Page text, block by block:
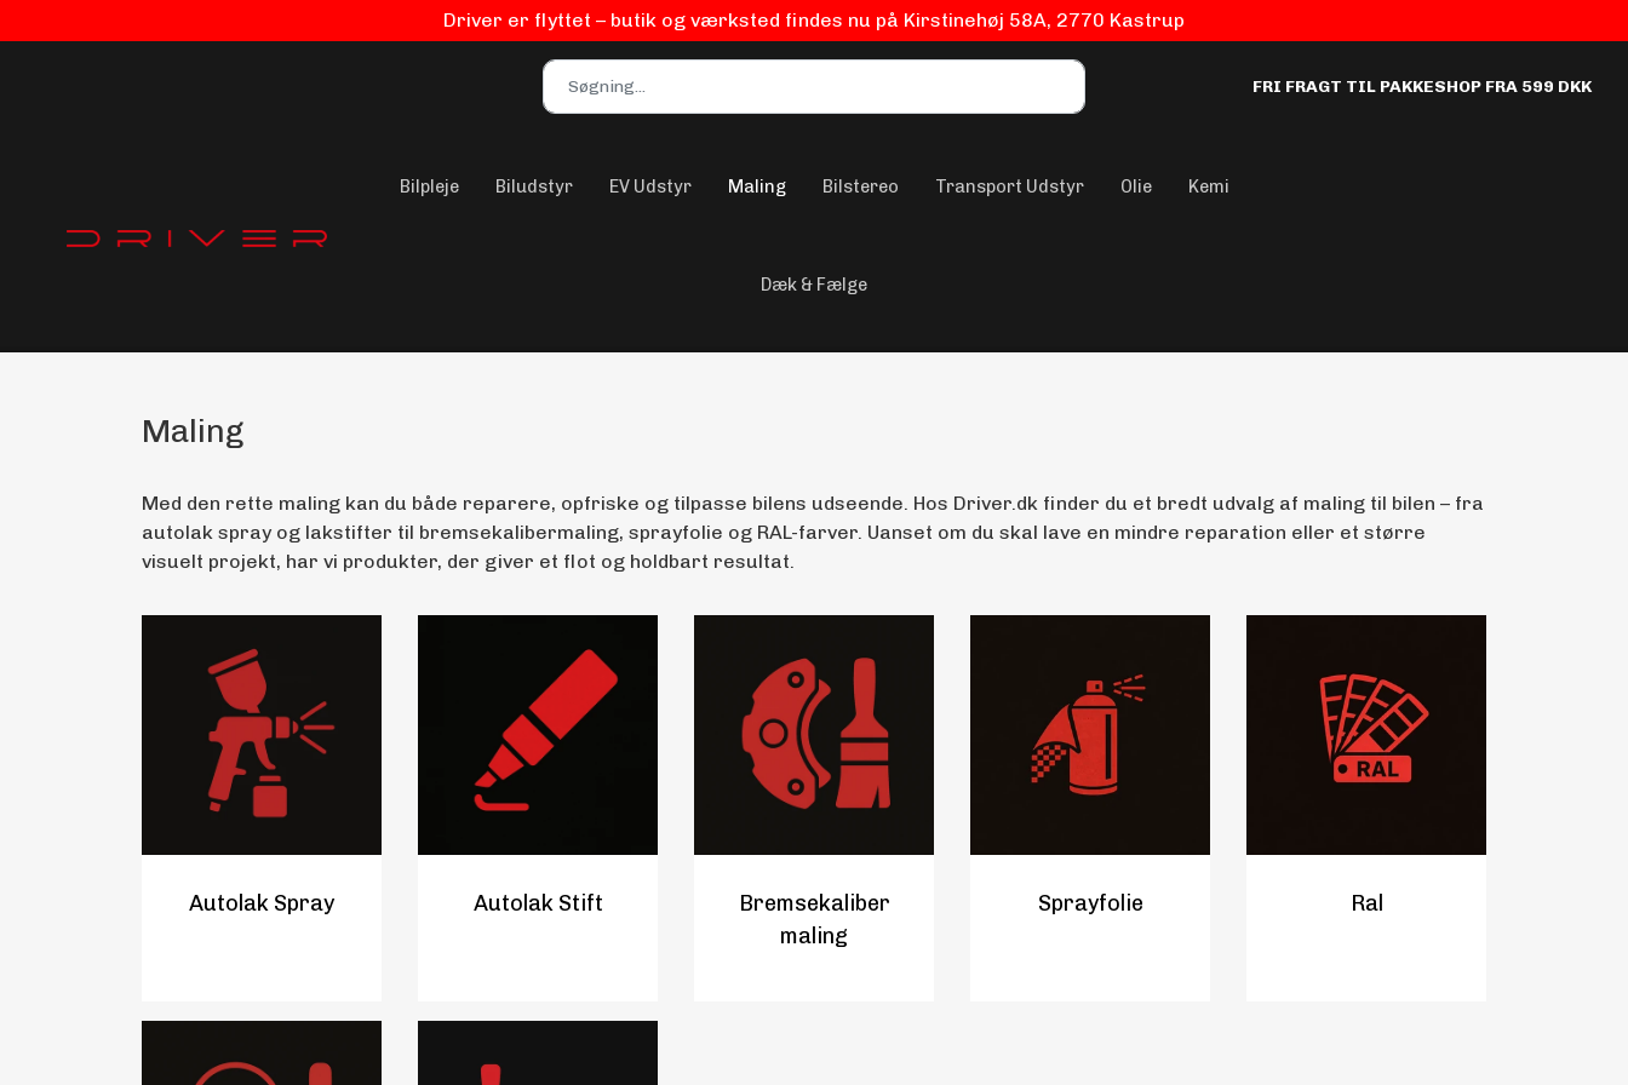
Driver er flyttet – butik og værksted findes nu på Kirstinehøj 58A, 2770 Kastrup
FRI FRAGT TIL PAKKESHOP FRA 599 DKK
Bilpleje Biludstyr EV Udstyr Maling Bilstereo Transport Udstyr Olie Kemi
Dæk & Fælge
Maling
Med den rette maling kan du både reparere, opfriske og tilpasse bilens udseende. Hos Driver.dk finder du et bredt udvalg af maling til bilen – fra
autolak spray og lakstifter til bremsekalibermaling, sprayfolie og RAL-farver. Uanset om du skal lave en mindre reparation eller et større
visuelt projekt, har vi produkter, der giver et flot og holdbart resultat.
Autolak Spray Autolak Stift
Bremsekaliber
maling
Sprayfolie Ral